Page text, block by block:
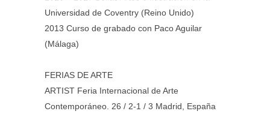
Universidad de Coventry (Reino Unido)
2013 Curso de grabado con Paco Aguilar
(Málaga)
FERIAS DE ARTE
ARTIST Feria Internacional de Arte
Contemporáneo. 26 / 2-1 / 3 Madrid, España